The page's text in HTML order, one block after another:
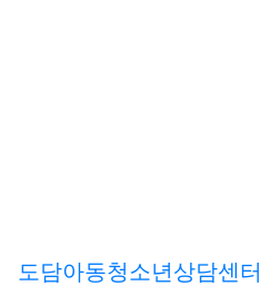
도담아동청소년상담센터